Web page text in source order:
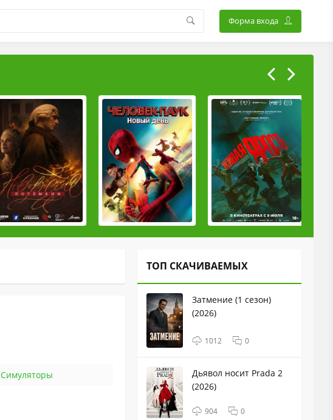
Форма входа
Симуляторы
ТОП СКАЧИВАЕМЫХ
Затмение (1 сезон)
(2026)
1012 0
Дьявол носит Prada 2
(2026)
904 0